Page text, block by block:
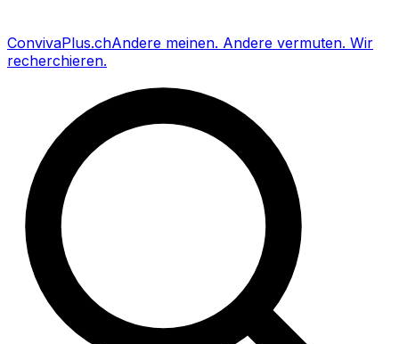
ConvivaPlus.chAndere meinen. Andere vermuten. Wir
recherchieren.